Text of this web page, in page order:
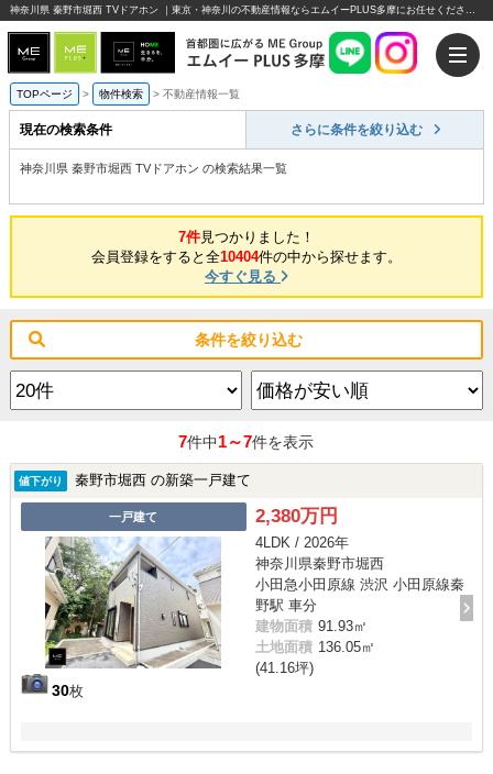
神奈川県 秦野市堀西 TVドアホン ｜東京・神奈川の不動産情報ならエムイーPLUS多摩にお任せください。
TOPページ > 物件検索 > 不動産情報一覧
現在の検索条件 さらに条件を絞り込む
神奈川県 秦野市堀西 TVドアホン の検索結果一覧
7件見つかりました！
会員登録をすると全10404件の中から探せます。
今すぐ見る
条件を絞り込む
7件中1～7件を表示
値下がり 秦野市堀西 の新築一戸建て
一戸建て
30枚
2,380万円
4LDK / 2026年
神奈川県秦野市堀西
小田急小田原線 渋沢 小田原線秦
野駅 車分
建物面積 91.93㎡
土地面積 136.05㎡
(41.16坪)